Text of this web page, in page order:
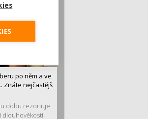
po něm a ve
Znáte nejčastějš
dobu rezonuje
dlouhověkosti.